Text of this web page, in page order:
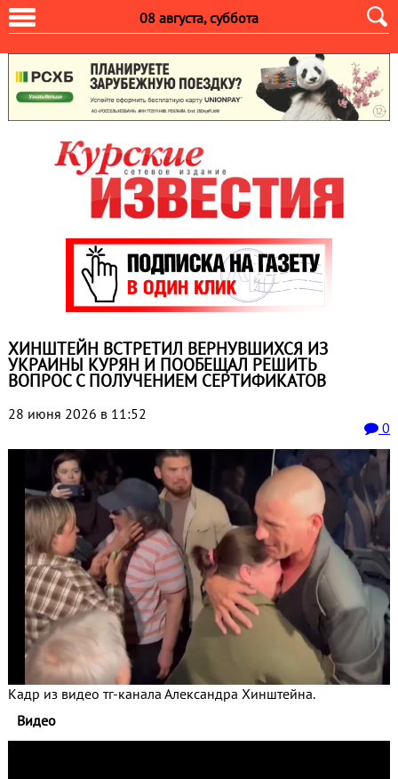
08 августа, суббота
ХИНШТЕЙН ВСТРЕТИЛ ВЕРНУВШИХСЯ ИЗ
УКРАИНЫ КУРЯН И ПООБЕЩАЛ РЕШИТЬ
ВОПРОС С ПОЛУЧЕНИЕМ СЕРТИФИКАТОВ
28 июня 2026 в 11:52
0
Кадр из видео тг-канала Александра Хинштейна.
Видео